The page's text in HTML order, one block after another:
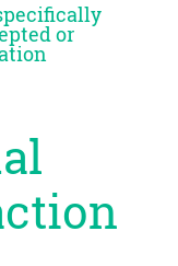
or